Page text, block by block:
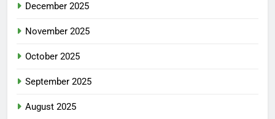
December 2025
November 2025
October 2025
September 2025
August 2025